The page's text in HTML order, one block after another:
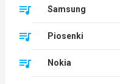
Samsung
Piosenki
Nokia